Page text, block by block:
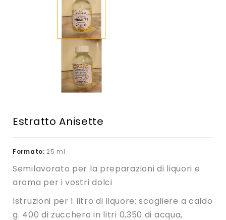
Estratto Anisette
Formato: 25 ml
Semilavorato per la preparazioni di liquori e
aroma per i vostri dolci
Istruzioni per 1 litro di liquore: scogliere a caldo
g. 400 di zucchero in litri 0,350 di acqua,